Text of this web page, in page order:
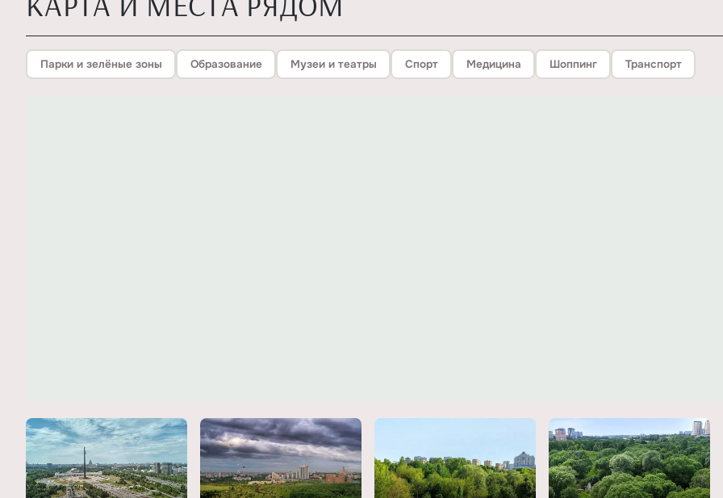
Парки и зелёные зоны Образование Музеи и театры Спорт Медицина Шоппинг Транспорт